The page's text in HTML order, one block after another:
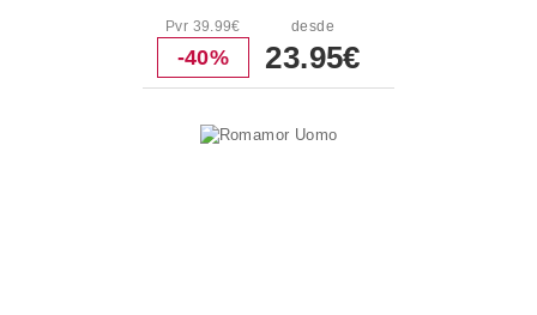
Pvr 39.99€
-40%
desde
23.95€